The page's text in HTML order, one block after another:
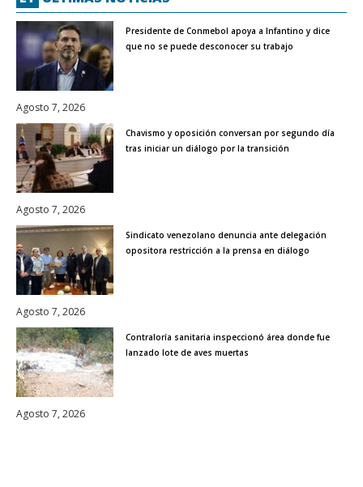
Presidente de Conmebol apoya a Infantino y dice
que no se puede desconocer su trabajo
Agosto 7, 2026
Chavismo y oposición conversan por segundo día
tras iniciar un diálogo por la transición
Agosto 7, 2026
Sindicato venezolano denuncia ante delegación
opositora restricción a la prensa en diálogo
Agosto 7, 2026
Contraloría sanitaria inspeccionó área donde fue
lanzado lote de aves muertas
Agosto 7, 2026